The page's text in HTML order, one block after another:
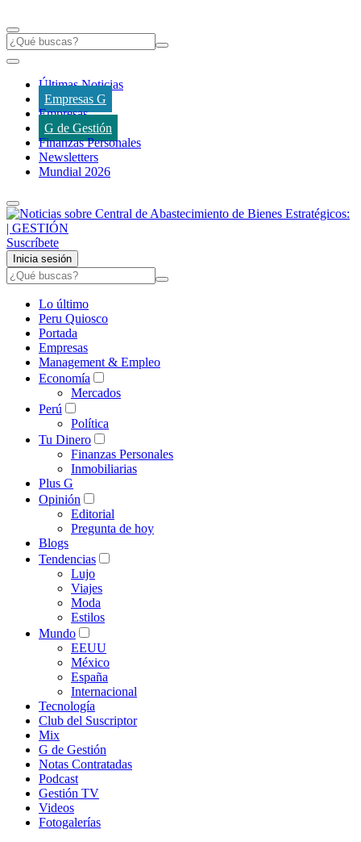
Últimas Noticias
Empresas G
Empresas
G de Gestión
Finanzas Personales
Newsletters
Mundial 2026
Suscríbete
Inicia sesión
Lo último
Peru Quiosco
Portada
Empresas
Management & Empleo
Economía
Mercados
Perú
Política
Tu Dinero
Finanzas Personales
Inmobiliarias
Plus G
Opinión
Editorial
Pregunta de hoy
Blogs
Tendencias
Lujo
Viajes
Moda
Estilos
Mundo
EEUU
México
España
Internacional
Tecnología
Club del Suscriptor
Mix
G de Gestión
Notas Contratadas
Podcast
Gestión TV
Videos
Fotogalerías